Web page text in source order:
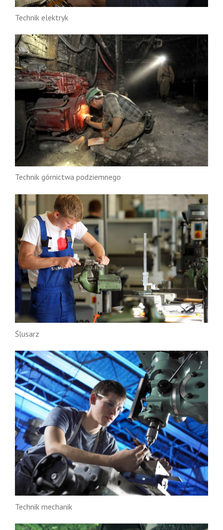
Technik elektryk
Technik górnictwa podziemnego
Ślusarz
Technik mechanik